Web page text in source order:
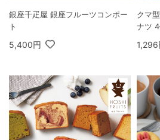
銀座千疋屋 銀座フルーツコンポー
ト
5,400円
クマ
ナツ
1,296